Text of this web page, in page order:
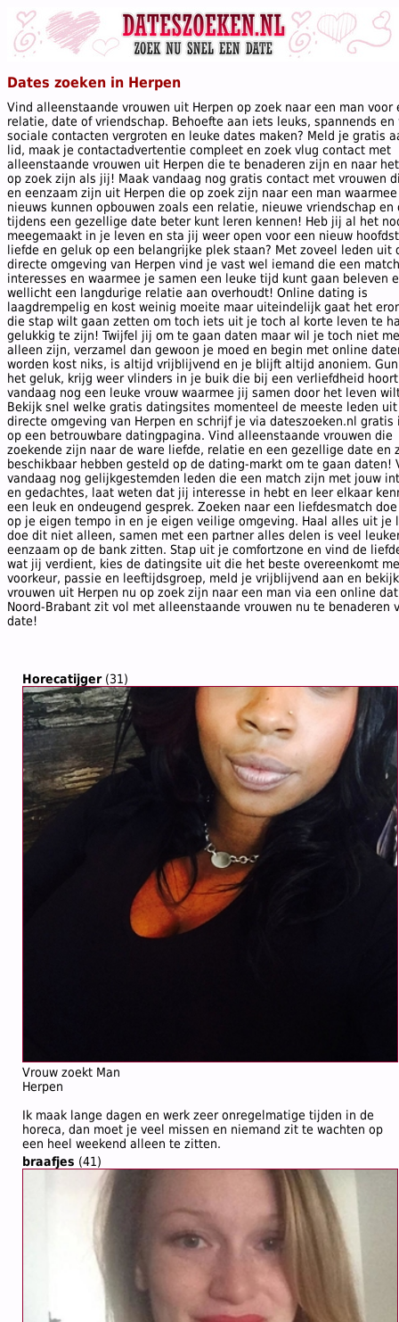
Dates zoeken in Herpen
Vind alleenstaande vrouwen uit Herpen op zoek naar een man voor
relatie, date of vriendschap. Behoefte aan iets leuks, spannends
sociale contacten vergroten en leuke dates maken? Meld je gratis
lid, maak je contactadvertentie compleet en zoek vlug contact met
alleenstaande vrouwen uit Herpen die te benaderen zijn en naar
op zoek zijn als jij! Maak vandaag nog gratis contact met vrouwen
en eenzaam zijn uit Herpen die op zoek zijn naar een man
nieuws kunnen opbouwen zoals een relatie, nieuwe vriendschap en
tijdens een gezellige date beter kunt leren kennen! Heb jij al het
meegemaakt in je leven en sta jij weer open voor een nieuw
liefde en geluk op een belangrijke plek staan? Met zoveel leden uit
directe omgeving van Herpen vind je vast wel iemand die een
interesses en waarmee je samen een leuke tijd kunt gaan beleven
wellicht een langdurige relatie aan overhoudt! Online dating is
laagdrempelig en kost weinig moeite maar uiteindelijk gaat het
die stap wilt gaan zetten om toch iets uit je toch al korte leven te
gelukkig te zijn! Twijfel jij om te gaan daten maar wil je toch niet
alleen zijn, verzamel dan gewoon je moed en begin met online
worden kost niks, is altijd vrijblijvend en je blijft altijd anoniem.
het geluk, krijg weer vlinders in je buik die bij een verliefdheid
vandaag nog een leuke vrouw waarmee jij samen door het leven
Bekijk snel welke gratis datingsites momenteel de meeste leden
directe omgeving van Herpen en schrijf je via dateszoeken.nl gratis
op een betrouwbare datingpagina. Vind alleenstaande vrouwen die
zoekende zijn naar de ware liefde, relatie en een gezellige date en
beschikbaar hebben gesteld op de dating-markt om te gaan daten!
vandaag nog gelijkgestemden leden die een match zijn met jouw
en gedachtes, laat weten dat jij interesse in hebt en leer elkaar
een leuk en ondeugend gesprek. Zoeken naar een liefdesmatch
op je eigen tempo in en je eigen veilige omgeving. Haal alles uit je
doe dit niet alleen, samen met een partner alles delen is veel
eenzaam op de bank zitten. Stap uit je comfortzone en vind de
wat jij verdient, kies de datingsite uit die het beste overeenkomt
voorkeur, passie en leeftijdsgroep, meld je vrijblijvend aan en
vrouwen uit Herpen nu op zoek zijn naar een man via een online
Noord-Brabant zit vol met alleenstaande vrouwen nu te benaderen
date!
Horecatijger(31)
Vrouw zoekt Man
Herpen
Ik maak lange dagen en werk zeer onregelmatige tijden in de
horeca, dan moet je veel missen en niemand zit te wachten op
een heel weekend alleen te zitten.
braafjes (41)